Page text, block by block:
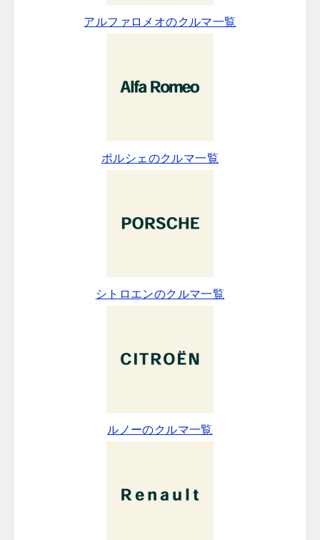
アルファロメオのクルマ一覧
ポルシェのクルマ一覧
シトロエンのクルマ一覧
ルノーのクルマ一覧